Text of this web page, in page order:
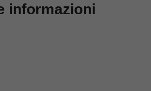
informazioni